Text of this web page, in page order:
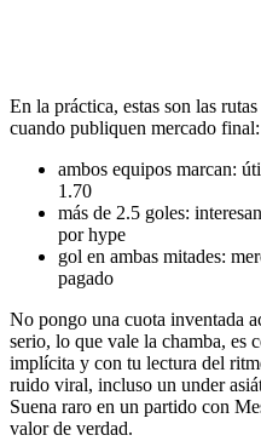
En la práctica, estas son las
cuando publiquen mercado final:
ambos equipos marcan:
1.70
más de 2.5 goles:
por hype
gol en ambas mitades:
pagado
No pongo una cuota inventada
serio, lo que vale la chamba, es
implícita y con tu lectura del
ruido viral, incluso un under
Suena raro en un partido con
valor de verdad.